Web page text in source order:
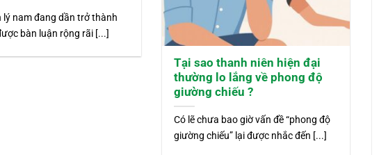
lý nam đang dần trở thành
bàn luận rộng rãi [...]
Tại sao thanh niên hiện đại
thường lo lắng về phong độ
giường chiếu ?
Có lẽ chưa bao giờ vấn đề “phong độ
giường chiếu” lại được nhắc đến [...]